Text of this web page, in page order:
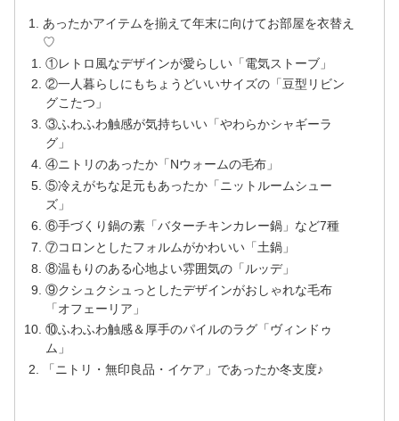
あったかアイテムを揃えて年末に向けてお部屋を衣替え
♡
①レトロ風なデザインが愛らしい「電気ストーブ」
②一人暮らしにもちょうどいいサイズの「豆型リビン
グこたつ」
③ふわふわ触感が気持ちいい「やわらかシャギーラ
グ」
④ニトリのあったか「Nウォームの毛布」
⑤冷えがちな足元もあったか「ニットルームシュー
ズ」
⑥手づくり鍋の素「バターチキンカレー鍋」など7種
⑦コロンとしたフォルムがかわいい「土鍋」
⑧温もりのある心地よい雰囲気の「ルッデ」
⑨クシュクシュっとしたデザインがおしゃれな毛布
「オフェーリア」
⑩ふわふわ触感＆厚手のパイルのラグ「ヴィンドゥ
ム」
「ニトリ・無印良品・イケア」であったか冬支度♪